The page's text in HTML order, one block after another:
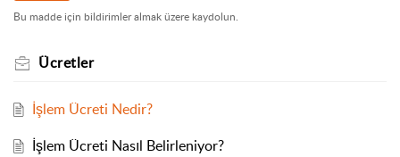
Bu madde için bildirimler almak üzere kaydolun.
Ücretler
İşlem Ücreti Nedir?
İşlem Ücreti Nasıl Belirleniyor?